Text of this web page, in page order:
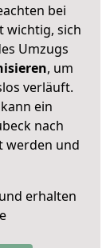
bei
wichtig, sich
Umzugs
, um
verläuft.
ein
nach
werden und
erhalten